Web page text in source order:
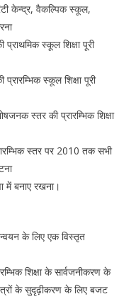
केन्द्र, वैकल्पिक स्कूल,
प्राथमिक स्कूल शिक्षा पूरी
स्कूल शिक्षा पूरी
स्तर की प्रारम्भिक शिक्षा
स्तर पर 2010 तक सभी
में बनाए रखना।
के लिए एक विस्तृत
शिक्षा के सार्वजनीकरण के
के सुदृढ़ीकरण के लिए बजट